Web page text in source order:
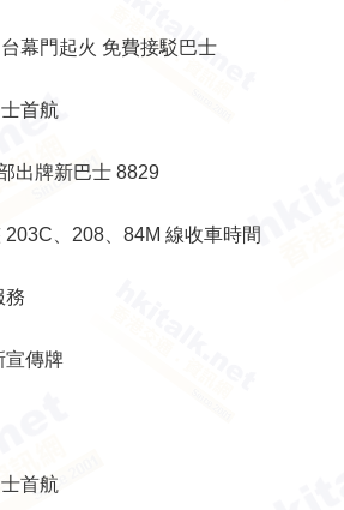
幕門起火 免費接駁巴士
首航
出牌新巴士 8829
、208、84M 線收車時間
務
宣傳牌
首航